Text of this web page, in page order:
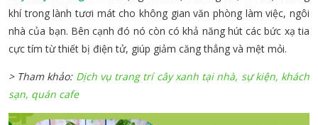
khí trong lành tươi mát cho không gian văn phòng làm việc, ngôi
nhà của bạn. Bên cạnh đó nó còn có khả năng hút các bức xạ tia
cực tím từ thiết bị điện tử, giúp giảm căng thẳng và mệt mỏi.
> Tham khảo: Dịch vụ trang trí cây xanh tại nhà, sự kiện, khách
sạn, quán cafe